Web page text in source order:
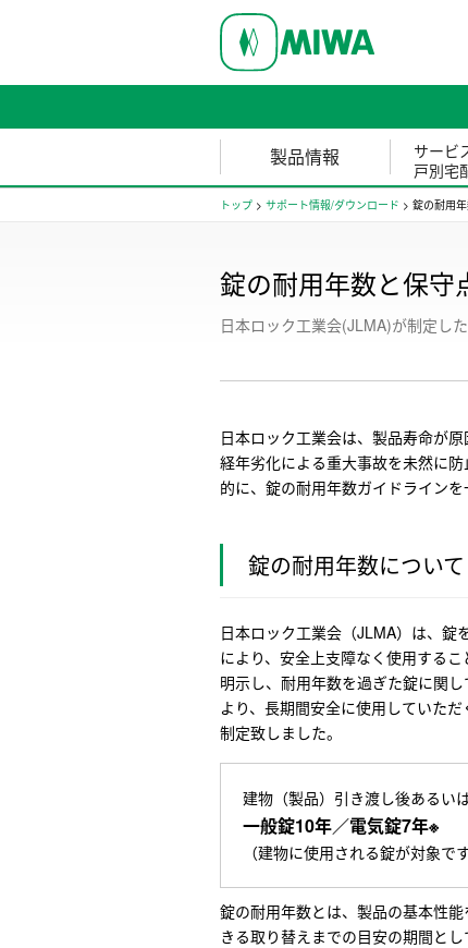
製品情報
サービ
戸別宅
トップ > サポート情報/ダウンロード > 錠の耐用
錠の耐用年数と保守
日本ロック工業会(JLMA)が制定し
日本ロック工業会は、製品寿命が
経年劣化による重大事故を未然に
的に、錠の耐用年数ガイドライン
錠の耐用年数について
日本ロック工業会（JLMA）は、錠
により、安全上支障なく使用する
明示し、耐用年数を過ぎた錠に関
より、長期間安全に使用していた
制定致しました。
建物（製品）引き渡し後あるい
一般錠10年／電気錠7年※
（建物に使用される錠が対象です
錠の耐用年数とは、製品の基本性
きる取り替えまでの目安の期間と